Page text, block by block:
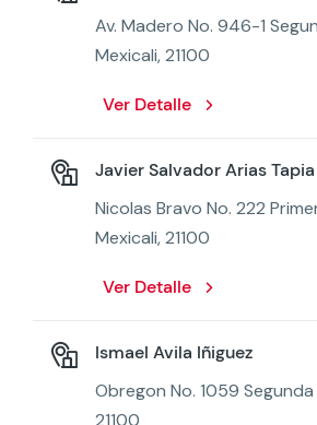
Av. Madero No. 946-1
Mexicali, 21100
Ver Detalle
Javier Salvador Arias Tapia
Nicolas Bravo No. 222
Mexicali, 21100
Ver Detalle
Ismael Avila Iñiguez
Obregon No. 1059
21100